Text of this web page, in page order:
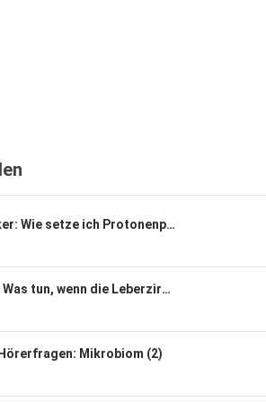
Säureblocker: Wie setze ich Protonenpumpenhemmer (PPI) erfolgreich ab?
Fettleber – Was tun, wenn die Leberzirrhose droht?
Mikrobiom (2)